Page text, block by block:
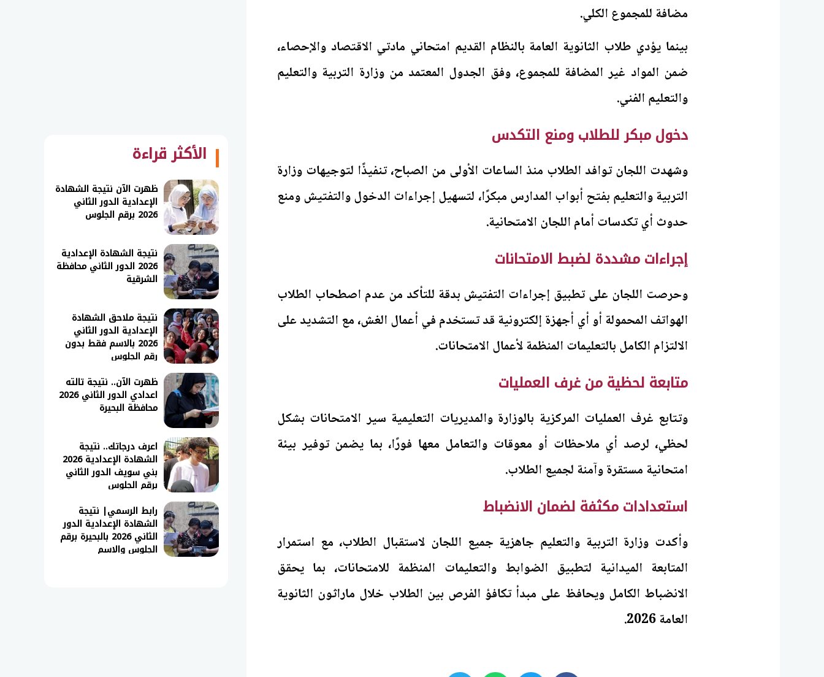
مضافة للمجموع الكلي.
بينما يؤدي طلاب الثانوية العامة بالنظام القديم امتحاني مادتي الاقتصاد والإحصاء،
ضمن المواد غير المضافة للمجموع، وفق الجدول المعتمد من وزارة التربية والتعليم
والتعليم الفني.
دخول مبكر للطلاب ومنع التكدس
وشهدت اللجان توافد الطلاب منذ الساعات الأولى من الصباح، تنفيذًا لتوجيهات وزارة
التربية والتعليم بفتح أبواب المدارس مبكرًا، لتسهيل إجراءات الدخول والتفتيش ومنع
حدوث أي تكدسات أمام اللجان الامتحانية.
إجراءات مشددة لضبط الامتحانات
وحرصت اللجان على تطبيق إجراءات التفتيش بدقة للتأكد من عدم اصطحاب الطلاب
الهواتف المحمولة أو أي أجهزة إلكترونية قد تستخدم في أعمال الغش، مع التشديد على
الالتزام الكامل بالتعليمات المنظمة لأعمال الامتحانات.
متابعة لحظية من غرف العمليات
وتتابع غرف العمليات المركزية بالوزارة والمديريات التعليمية سير الامتحانات بشكل
لحظي، لرصد أي ملاحظات أو معوقات والتعامل معها فورًا، بما يضمن توفير بيئة
امتحانية مستقرة وآمنة لجميع الطلاب.
استعدادات مكثفة لضمان الانضباط
وأكدت وزارة التربية والتعليم جاهزية جميع اللجان لاستقبال الطلاب، مع استمرار
المتابعة الميدانية لتطبيق الضوابط والتعليمات المنظمة للامتحانات، بما يحقق
الانضباط الكامل ويحافظ على مبدأ تكافؤ الفرص بين الطلاب خلال ماراثون الثانوية
العامة 2026.
الأكثر قراءة
ظهرت الآن نتيجة الشهادة
الإعدادية الدور الثاني
2026 برقم الجلوس
نتيجة الشهادة الإعدادية
2026 الدور الثاني محافظة
الشرقية
نتيجة ملاحق الشهادة
الإعدادية الدور الثاني
2026 بالاسم فقط بدون
رقم الجلوس
ظهرت الآن.. نتيجة تالته
اعدادي الدور الثاني 2026
محافظة البحيرة
اعرف درجاتك.. نتيجة
الشهادة الإعدادية 2026
بني سويف الدور الثاني
برقم الجلوس
رابط الرسمي| نتيجة
الشهادة الإعدادية الدور
الثاني 2026 بالبحيرة برقم
الجلوس والاسم